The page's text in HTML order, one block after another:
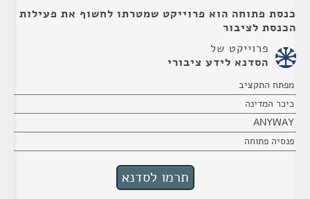
כנסת פתוחה הוא פרוייקט שמטרתו לחשוף את פעילות
הכנסת לציבור
פרוייקט של
הסדנא לידע ציבורי
מפתח התקציב
כיכר המדינה
ANYWAY
פנסיה פתוחה